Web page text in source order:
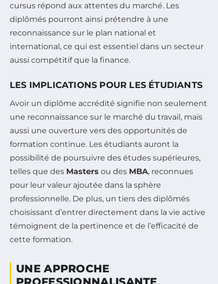
cursus répond aux attentes du marché. Les
diplômés pourront ainsi prétendre à une
reconnaissance sur le plan national et
international, ce qui est essentiel dans un secteur
aussi compétitif que la finance.
LES IMPLICATIONS POUR LES ÉTUDIANTS
Avoir un diplôme accrédité signifie non seulement
une reconnaissance sur le marché du travail, mais
aussi une ouverture vers des opportunités de
formation continue. Les étudiants auront la
possibilité de poursuivre des études supérieures,
telles que des Masters ou des MBA, reconnues
pour leur valeur ajoutée dans la sphère
professionnelle. De plus, un tiers des diplômés
choisissant d’entrer directement dans la vie active
témoignent de la pertinence et de l’efficacité de
cette formation.
UNE APPROCHE